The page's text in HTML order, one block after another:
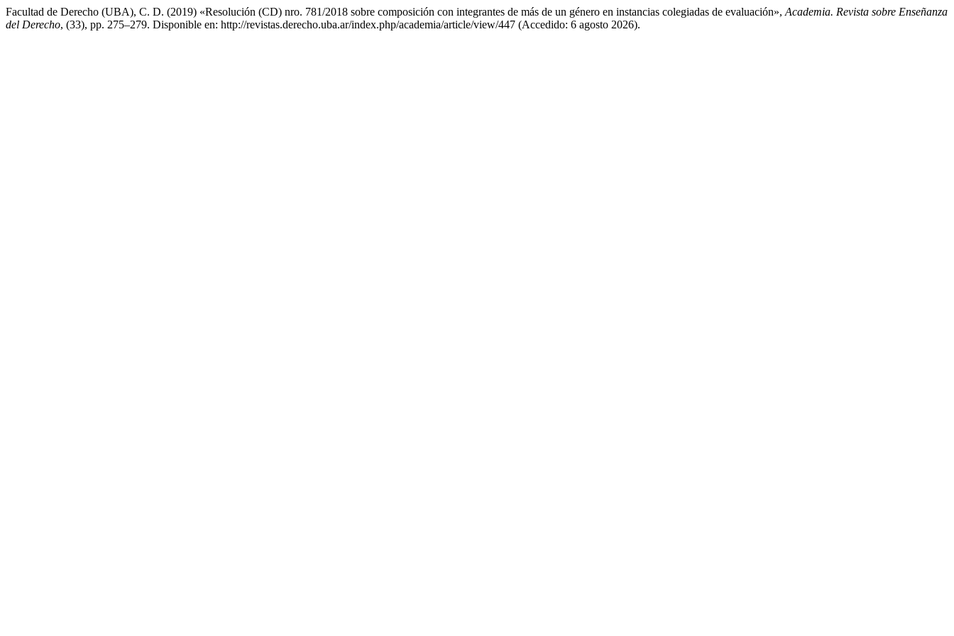
Facultad de Derecho (UBA), C. D. (2019) «Resolución (CD) nro. 781/2018 sobre composición con integrantes de más de un género en instancias colegiadas de evaluación», Academia. Revista sobre Enseñanza
del Derecho, (33), pp. 275–279. Disponible en: http://revistas.derecho.uba.ar/index.php/academia/article/view/447 (Accedido: 6 agosto 2026).